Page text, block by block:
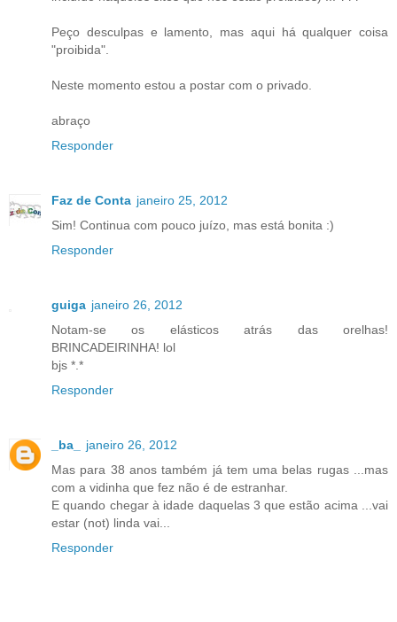
Peço desculpas e lamento, mas aqui há qualquer coisa
"proibida".
Neste momento estou a postar com o privado.
abraço
Responder
Faz de Conta janeiro 25, 2012
Sim! Continua com pouco juízo, mas está bonita :)
Responder
guiga janeiro 26, 2012
Notam-se os elásticos atrás das orelhas!
BRINCADEIRINHA! lol
bjs *.*
Responder
_ba_
janeiro 26, 2012
Mas para 38 anos também já tem uma belas rugas ...mas
com a vidinha que fez não é de estranhar.
E quando chegar à idade daquelas 3 que estão acima ...vai
estar (not) linda vai...
Responder